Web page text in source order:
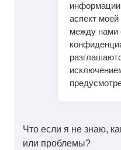
аспект
между нами
Что если я не знаю,
или проблемы?